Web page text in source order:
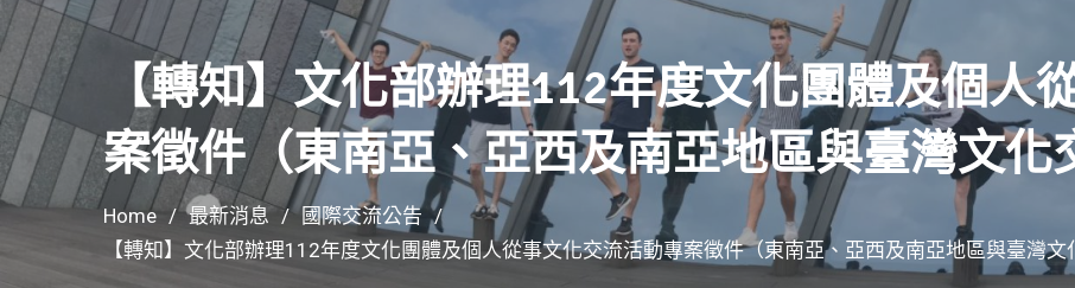
【轉知】文化部辦理112年度文化團體及個人
案徵件（東南亞、亞西及南亞地區與臺灣文化
Home 最新消息
國際交流公告
【轉知】文化部辦理112年度文化團體及個人從事文化交流活動專案徵件（東南亞、亞西及南亞地區與臺灣文